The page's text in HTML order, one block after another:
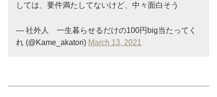
しては、要件満たしてないけど、中々面白そう
— 社外人 一生暮らせるだけの100円big当たってく
れ (@Kame_akatori) March 13, 2021